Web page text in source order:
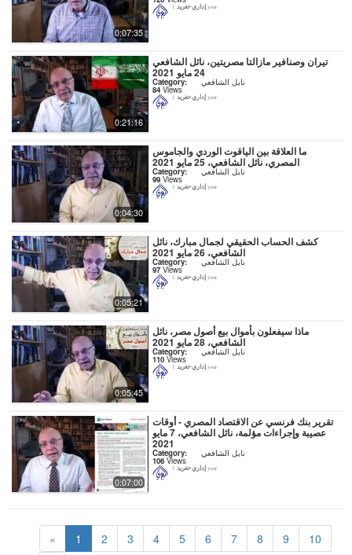
0:07:35
إداري-تغريد 1 year
0:21:16
تيران وصنافير مازالتا مصريتين، نائل الشافعي
24 مايو 2021
Category: نايل الشافعي
84 Views
إداري-تغريد 1 year
0:04:30
ما العلاقة بين الياقوت الوردي والجاموس
المصري، نائل الشافعي، 25 مايو 2021
Category: نايل الشافعي
99 Views
إداري-تغريد 1 year
0:05:21
كشف الحساب الحقيقي لجمال مبارك، نائل
الشافعي، 26 مايو 2021
Category: نايل الشافعي
97Views
إداري-تغريد 1 year
0:05:45
ماذا سيفعلون بأموال بيع أصول مصر، نائل
الشافعي، 28 مايو 2021
Category: نايل الشافعي
110 Views
إداري-تغريد 1 year
0:07:00
تقرير بنك فرنسي عن الاقتصاد المصري - أوقات
عصيبة وإجراءات مؤلمة، نائل الشافعي، 7 مايو
2021
Category: نايل الشافعي
106 Views
إداري-تغريد 1 year
« 1 2 3 4 5 6 7 8 9 10